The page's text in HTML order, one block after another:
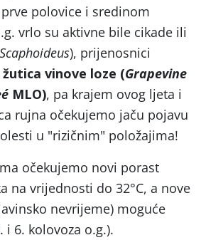
polovice i sredinom
vrlo su aktivne bile cikade ili
), prijenosnici
vinove loze (Grapevine
MLO), pa krajem ovog ljeta i
rujna očekujemo jaču pojavu
u "rizičnim" položajima!
očekujemo novi porast
na vrijednosti do 32°C, a nove
nevrijeme) moguće
i 6. kolovoza o.g.).